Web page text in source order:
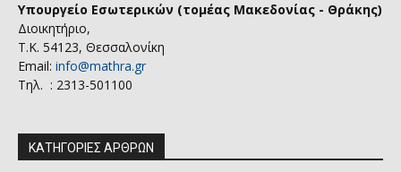
Υπουργείο Εσωτερικών (τομέας Μακεδονίας - Θράκης)
Διοικητήριο,
Τ.Κ. 54123, Θεσσαλονίκη
Email: info@mathra.gr
Τηλ. : 2313-501100
ΚΑΤΗΓΟΡΙΕΣ ΑΡΘΡΩΝ